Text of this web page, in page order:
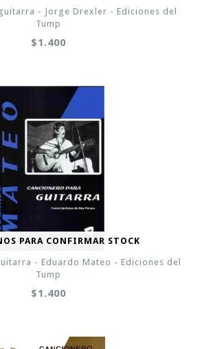
- Jorge Drexler - Ediciones del
Tump
$1.400
PARA CONFIRMAR STOCK
- Eduardo Mateo - Ediciones del
Tump
$1.400